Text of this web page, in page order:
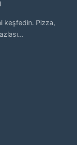
keşfedin. Pizza,